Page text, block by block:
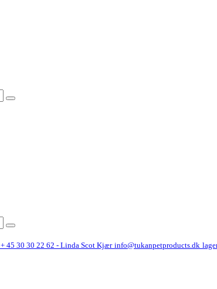
+ 45 30 30 22 62 - Linda Scot Kjær info@tukanpetproducts.dk